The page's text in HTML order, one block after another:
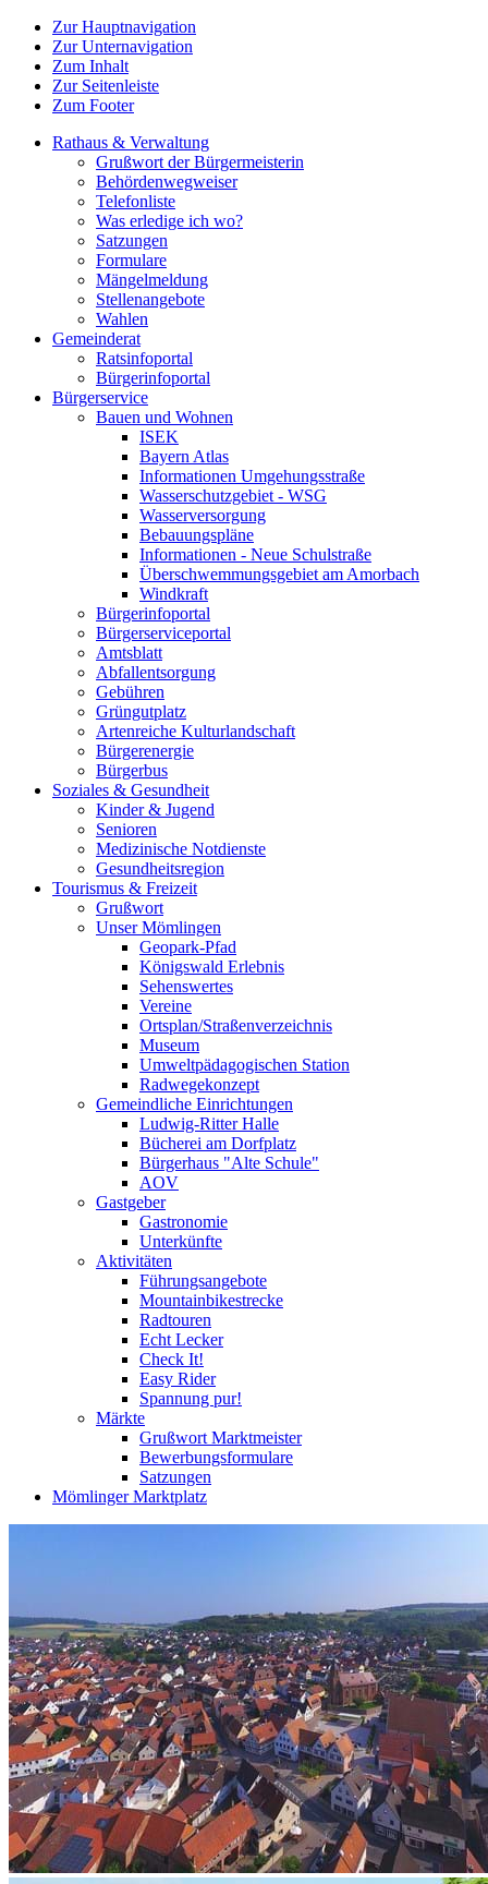
Zur Hauptnavigation
Zur Unternavigation
Zum Inhalt
Zur Seitenleiste
Zum Footer
Rathaus & Verwaltung
Grußwort der Bürgermeisterin
Behördenwegweiser
Telefonliste
Was erledige ich wo?
Satzungen
Formulare
Mängelmeldung
Stellenangebote
Wahlen
Gemeinderat
Ratsinfoportal
Bürgerinfoportal
Bürgerservice
Bauen und Wohnen
ISEK
Bayern Atlas
Informationen Umgehungsstraße
Wasserschutzgebiet - WSG
Wasserversorgung
Bebauungspläne
Informationen - Neue Schulstraße
Überschwemmungsgebiet am Amorbach
Windkraft
Bürgerinfoportal
Bürgerserviceportal
Amtsblatt
Abfallentsorgung
Gebühren
Grüngutplatz
Artenreiche Kulturlandschaft
Bürgerenergie
Bürgerbus
Soziales & Gesundheit
Kinder & Jugend
Senioren
Medizinische Notdienste
Gesundheitsregion
Tourismus & Freizeit
Grußwort
Unser Mömlingen
Geopark-Pfad
Königswald Erlebnis
Sehenswertes
Vereine
Ortsplan/Straßenverzeichnis
Museum
Umweltpädagogischen Station
Radwegekonzept
Gemeindliche Einrichtungen
Ludwig-Ritter Halle
Bücherei am Dorfplatz
Bürgerhaus "Alte Schule"
AOV
Gastgeber
Gastronomie
Unterkünfte
Aktivitäten
Führungsangebote
Mountainbikestrecke
Radtouren
Echt Lecker
Check It!
Easy Rider
Spannung pur!
Märkte
Grußwort Marktmeister
Bewerbungsformulare
Satzungen
Mömlinger Marktplatz